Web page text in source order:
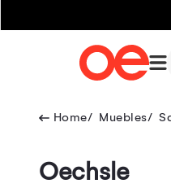
Muebles
Oechsle